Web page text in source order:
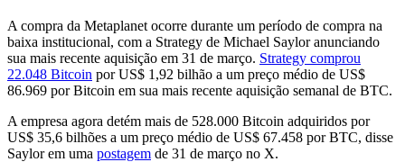
A compra da Metaplanet ocorre durante um período de compra na
baixa institucional, com a Strategy de Michael Saylor anunciando
sua mais recente aquisição em 31 de março. Strategy comprou
22.048 Bitcoin por US$ 1,92 bilhão a um preço médio de US$
86.969 por Bitcoin em sua mais recente aquisição semanal de BTC.
A empresa agora detém mais de 528.000 Bitcoin adquiridos por
US$ 35,6 bilhões a um preço médio de US$ 67.458 por BTC, disse
Saylor em uma postagem de 31 de março no X.